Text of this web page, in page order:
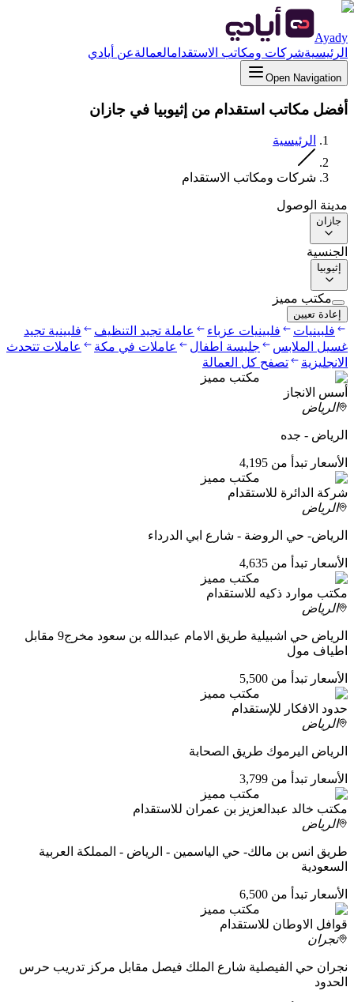
Ayady
الرئيسيةشركات ومكاتب الاستقدامالعمالةعن أيادي
Open Navigation
أفضل مكاتب استقدام من إثيوبيا في جازان
الرئيسية
شركات ومكاتب الاستقدام
مدينة الوصول
جازان
الجنسية
إثيوبيا
مكتب مميز
إعادة تعيين
فلبينيات فلبينيات عزباء عاملة تجيد التنظيف
فلبينية تجيد
غسيل الملابس
جليسة اطفال عاملات في مكة
عاملات تتحدث
الانجليزية
تصفح كل العمالة
مكتب مميز
أسس الانجاز
الرياض
الرياض - جده
الأسعار تبدأ من 4,195
مكتب مميز
شركة الدائرة للاستقدام
الرياض
الرياض- حي الروضة - شارع ابي الدرداء
الأسعار تبدأ من 4,635
مكتب مميز
مكتب موارد ذكيه للاستقدام
الرياض
الرياض حي اشبيلية طريق الامام عبدالله بن سعود مخرج9 مقابل
اطياف مول
الأسعار تبدأ من 5,500
مكتب مميز
حدود الافكار للإستقدام
الرياض
الرياض اليرموك طريق الصحابة
الأسعار تبدأ من 3,799
مكتب مميز
مكتب خالد عبدالعزيز بن عمران للاستقدام
الرياض
طريق انس بن مالك- حي الياسمين - الرياض - المملكة العربية
السعودية
الأسعار تبدأ من 6,500
مكتب مميز
قوافل الاوطان للاستقدام
نجران
نجران حي الفيصلية شارع الملك فيصل مقابل مركز تدريب حرس
الحدود